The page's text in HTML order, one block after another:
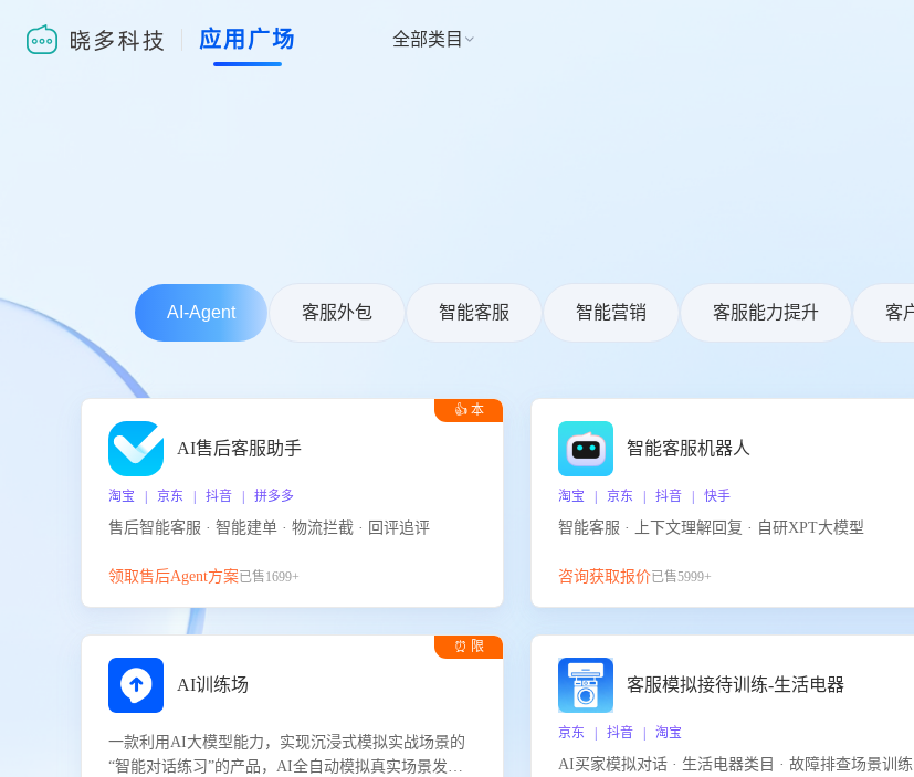
应用广场 全部类目 
AI-Agent 客服外包 智能客服 智能营销 客服能力提升 客
👍 本
AI售后客服助手
淘宝 | 京东 | 抖音 | 拼多多
售后智能客服 · 智能建单 · 物流拦截 · 回评追评
领取售后Agent方案已售1699+
智能客服机器人
淘宝 | 京东 | 抖音 | 快手
智能客服 · 上下文理解回复 · 自研XPT大模型
咨询获取报价已售5999+
⏰ 限
AI训练场
一款利用AI大模型能力，实现沉浸式模拟实战场景的
“智能对话练习”的产品，AI全自动模拟真实场景发生
客服模拟接待训练-生活电器
京东 | 抖音 | 淘宝
AI买家模拟对话 · 生活电器类目 · 故障排查场景训练